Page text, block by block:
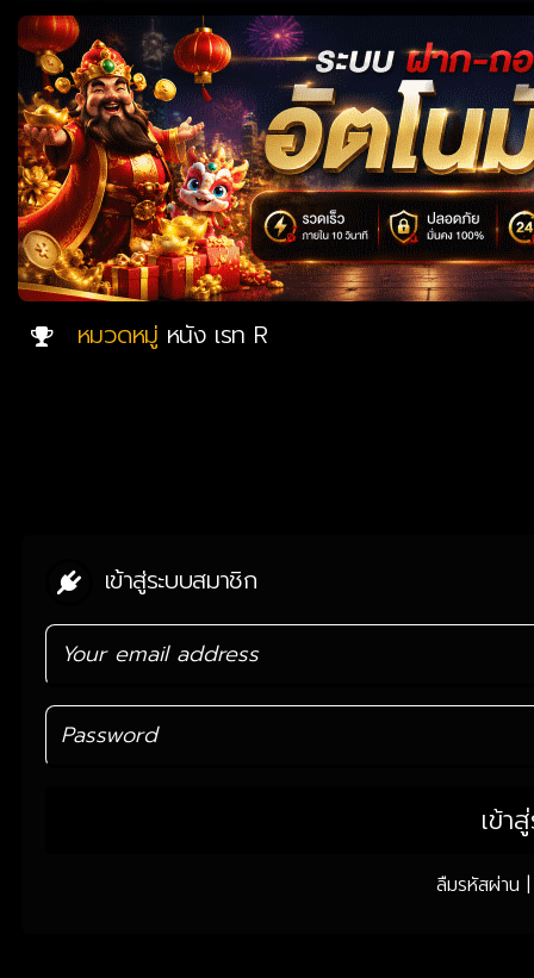
หมวดหมู่ หนัง เรท R
เข้าสู่ระบบสมาชิก
เข้า
ลืมรหัสผ่าน